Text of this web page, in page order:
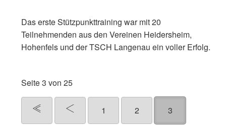
Das erste Stützpunkttraining war mit 20
Teilnehmenden aus den Vereinen Heidersheim,
Hohenfels und der TSCH Langenau ein voller Erfolg.
Seite 3 von 25
1 2 3